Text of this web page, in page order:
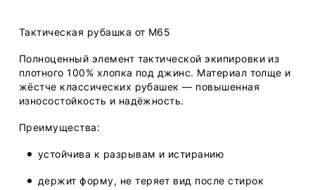
Тактическая рубашка от M65
Полноценный элемент тактической экипировки из
плотного 100% хлопка под джинс. Материал толще и
жёстче классических рубашек — повышенная
износостойкость и надёжность.
Преимущества:
устойчива к разрывам и истиранию
держит форму, не теряет вид после стирок